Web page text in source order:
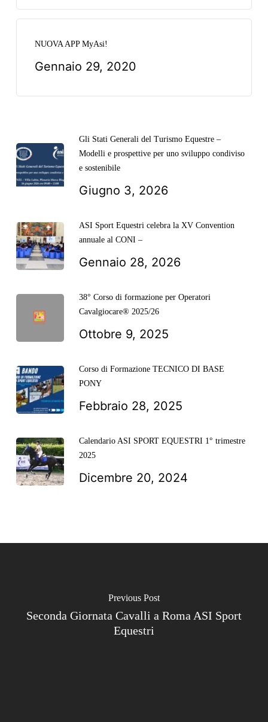
NUOVA APP MyAsi!
Gennaio 29, 2020
Gli Stati Generali del Turismo Equestre –
Modelli e prospettive per uno sviluppo condiviso
e sostenibile
Giugno 3, 2026
ASI Sport Equestri celebra la XV Convention
annuale al CONI –
Gennaio 28, 2026
38° Corso di formazione per Operatori
Cavalgiocare® 2025/26
Ottobre 9, 2025
Corso di Formazione TECNICO DI BASE
PONY
Febbraio 28, 2025
Calendario ASI SPORT EQUESTRI 1° trimestre
2025
Dicembre 20, 2024
Previous Post
Seconda Giornata Cavalli a Roma ASI Sport
Equestri